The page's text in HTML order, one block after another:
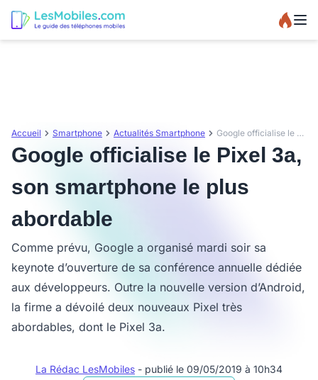
Accueil Smartphone Actualités Smartphone Google officialise le Pixel 3a, son smartphone le plus abordable
Google officialise le Pixel 3a,
son smartphone le plus
abordable
Comme prévu, Google a organisé mardi soir sa
keynote d’ouverture de sa conférence annuelle dédiée
aux développeurs. Outre la nouvelle version d’Android,
la firme a dévoilé deux nouveaux Pixel très
abordables, dont le Pixel 3a.
La Rédac LesMobiles - publié le 09/05/2019 à 10h34